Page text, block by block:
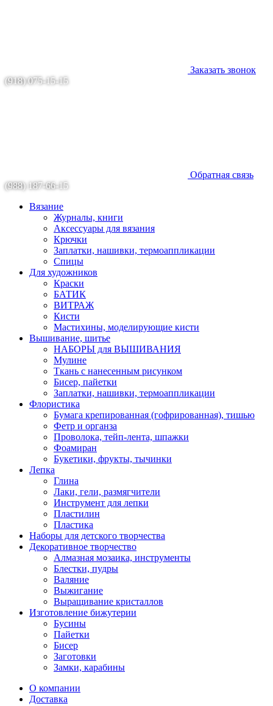
Заказать звонок
(918) 075-15-15
Обратная связь
(988) 187-66-15
Вязание
Журналы, книги
Аксессуары для вязания
Крючки
Заплатки, нашивки, термоаппликации
Спицы
Для художников
Краски
БАТИК
ВИТРАЖ
Кисти
Мастихины, моделирующие кисти
Вышивание, шитье
НАБОРЫ для ВЫШИВАНИЯ
Мулине
Ткань с нанесенным рисунком
Бисер, пайетки
Заплатки, нашивки, термоаппликации
Флористика
Бумага крепированная (гофрированная), тишью
Фетр и органза
Проволока, тейп-лента, шпажки
Фоамиран
Букетики, фрукты, тычинки
Лепка
Глина
Лаки, гели, размягчители
Инструмент для лепки
Пластилин
Пластика
Наборы для детского творчества
Декоративное творчество
Алмазная мозаика, инструменты
Блестки, пудры
Валяние
Выжигание
Выращивание кристаллов
Изготовление бижутерии
Бусины
Пайетки
Бисер
Заготовки
Замки, карабины
О компании
Доставка